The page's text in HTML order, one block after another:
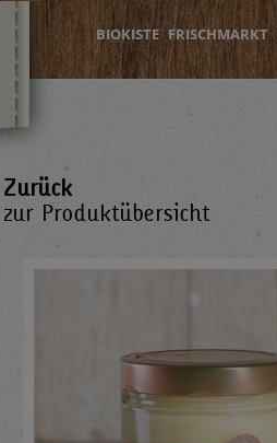
BIOKISTE FRISCHMARKT
Zurück
zur Produktübersicht